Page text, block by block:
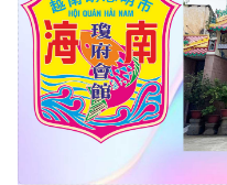
西贡解放报网版权所有
由越南新闻与传播部所属报刊局于